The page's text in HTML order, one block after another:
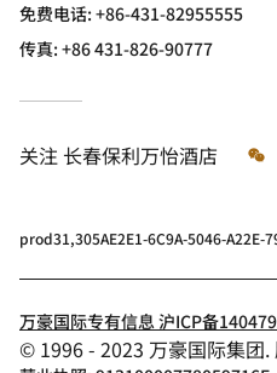
免费电话:+86-431-82955555
传真:+86 431-826-90777
关注长春保利万怡酒店
prod31,305AE2E1-6C9A-5046-A22E-
万豪国际专有信息 沪ICP备
© 1996 - 2023 万豪国际集团.